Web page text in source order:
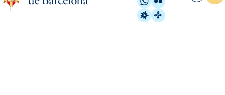
Radio Estel
Catalunya